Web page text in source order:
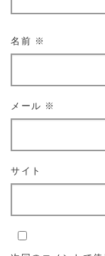
名前 ※
メール ※
サイト